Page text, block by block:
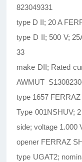
823049331
type D II; 20 A
type D II; 500 V;
33
make DII; Rated
AWMUT
type 1657
Type 001NSHUV;
side; voltage 1.000
opener FERRAZ
type UGAT2;